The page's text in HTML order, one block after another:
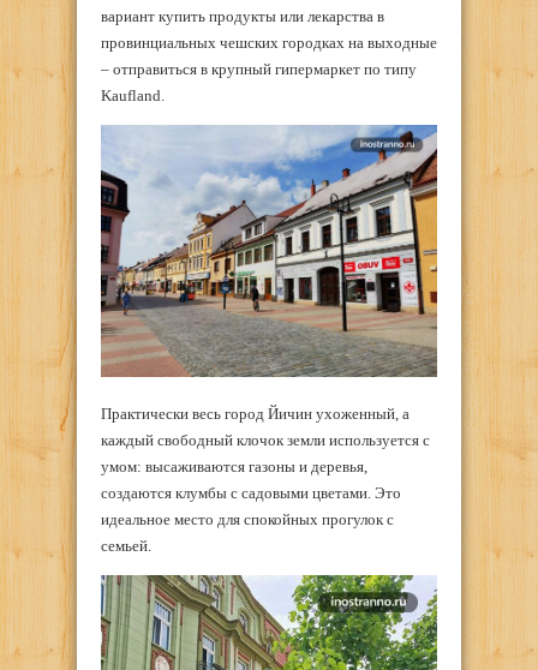
вариант купить продукты или лекарства в
провинциальных чешских городках на выходные
– отправиться в крупный гипермаркет по типу
Kaufland.
Практически весь город Йичин ухоженный, а
каждый свободный клочок земли используется с
умом: высаживаются газоны и деревья,
создаются клумбы с садовыми цветами. Это
идеальное место для спокойных прогулок с
семьей.